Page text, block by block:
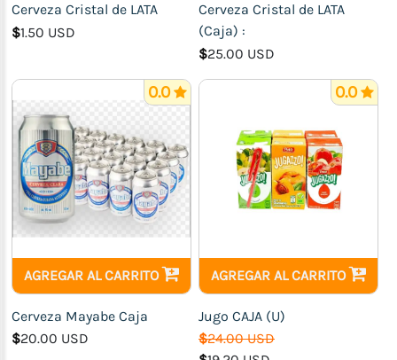
Cerveza Cristal de LATA
$1.50 USD
Cerveza Cristal de LATA
(Caja) :
$25.00 USD
AGREGAR AL CARRITO
0.0
Cerveza Mayabe Caja
$20.00 USD
AGREGAR AL CARRITO
0.0
Jugo CAJA (U)
$24.00 USD